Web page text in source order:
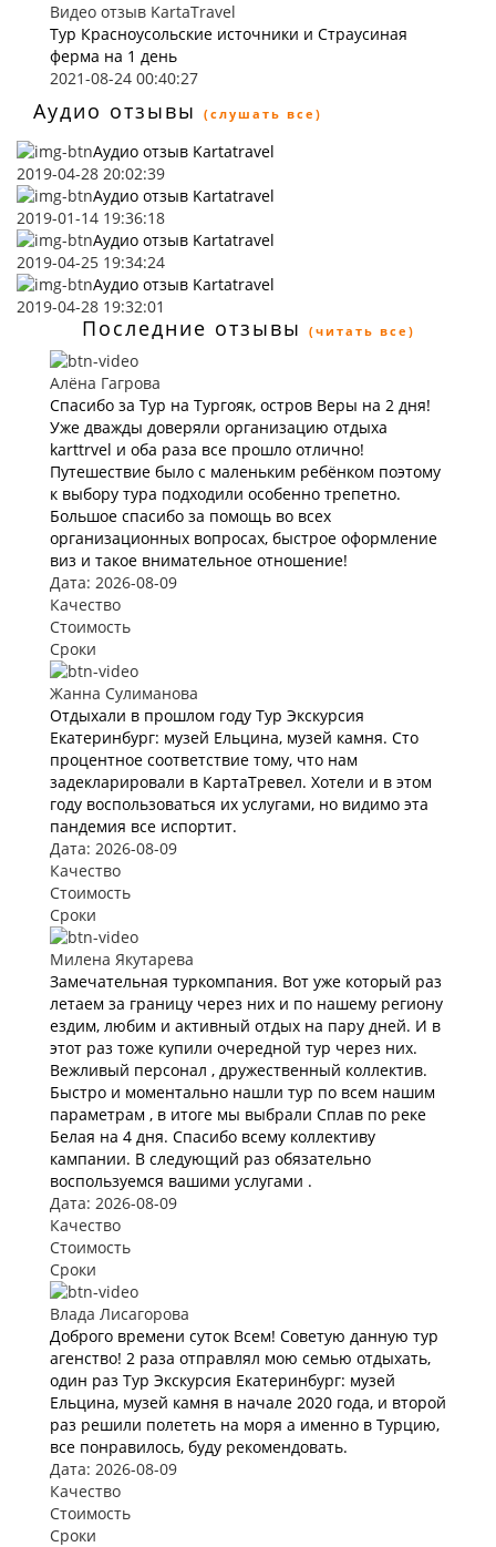
Видео отзыв KartaTravel
Тур Красноусольские источники и Страусиная
ферма на 1 день
2021-08-24 00:40:27
Аудио отзывы (слушать все)
Аудио отзыв Kartatravel
2019-04-28 20:02:39
Аудио отзыв Kartatravel
2019-01-14 19:36:18
Аудио отзыв Kartatravel
2019-04-25 19:34:24
Аудио отзыв Kartatravel
2019-04-28 19:32:01
Последние отзывы (читать все)
Алёна Гагрова
Спасибо за Тур на Тургояк, остров Веры на 2 дня!
Уже дважды доверяли организацию отдыха
karttrvel и оба раза все прошло отлично!
Путешествие было с маленьким ребёнком поэтому
к выбору тура подходили особенно трепетно.
Большое спасибо за помощь во всех
организационных вопросах, быстрое оформление
виз и такое внимательное отношение!
Дата: 2026-08-09
Качество
Стоимость
Сроки
Жанна Сулиманова
Отдыхали в прошлом году Тур Экскурсия
Екатеринбург: музей Ельцина, музей камня. Сто
процентное соответствие тому, что нам
задекларировали в КартаТревел. Хотели и в этом
году воспользоваться их услугами, но видимо эта
пандемия все испортит.
Дата: 2026-08-09
Качество
Стоимость
Сроки
Милена Якутарева
Замечательная туркомпания. Вот уже который раз
летаем за границу через них и по нашему региону
ездим, любим и активный отдых на пару дней. И в
этот раз тоже купили очередной тур через них.
Вежливый персонал , дружественный коллектив.
Быстро и моментально нашли тур по всем нашим
параметрам , в итоге мы выбрали Сплав по реке
Белая на 4 дня. Спасибо всему коллективу
кампании. В следующий раз обязательно
воспользуемся вашими услугами .
Дата: 2026-08-09
Качество
Стоимость
Сроки
Влада Лисагорова
Доброго времени суток Всем! Советую данную тур
агенство! 2 раза отправлял мою семью отдыхать,
один раз Тур Экскурсия Екатеринбург: музей
Ельцина, музей камня в начале 2020 года, и второй
раз решили полететь на моря а именно в Турцию,
все понравилось, буду рекомендовать.
Дата: 2026-08-09
Качество
Стоимость
Сроки